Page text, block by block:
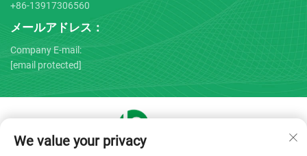
+86-13917306560
メールアドレス：
Company E-mail:
[email protected]
We value your privacy